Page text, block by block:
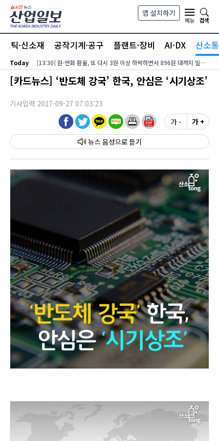
본문 바로가기
앱 설치하기
메뉴
검색
틱·신소재 공작기계·공구 플랜트·장비 AI·DX 산소통
Today [13:30] 원-엔화 환율, 또 다시 3원 이상 하락하면서 896원 대까지 밀려…달러-엔화 환율은 미국 장기금리?유가 동반 상승에 158엔 대로 내려서
[카드뉴스] ‘반도체 강국’ 한국, 안심은 ‘시기상조’
기사입력 2017-09-27 07:03:23
뉴스 음성
가 - 가 +